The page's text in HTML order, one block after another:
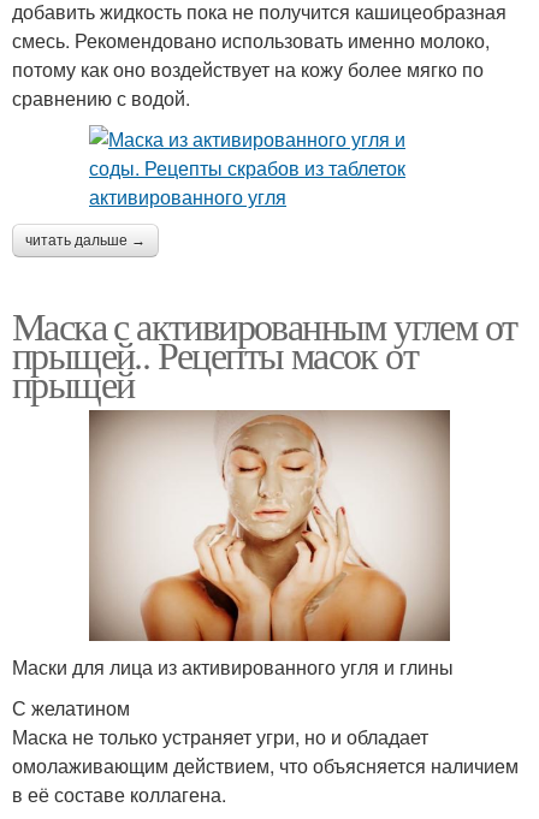
добавить жидкость пока не получится кашицеобразная
смесь. Рекомендовано использовать именно молоко,
потому как оно воздействует на кожу более мягко по
сравнению с водой.
читать дальше →
Маска с активированным углем от
прыщей.. Рецепты масок от
прыщей
Маски для лица из активированного угля и глины
С желатином
Маска не только устраняет угри, но и обладает
омолаживающим действием, что объясняется наличием
в её составе коллагена.